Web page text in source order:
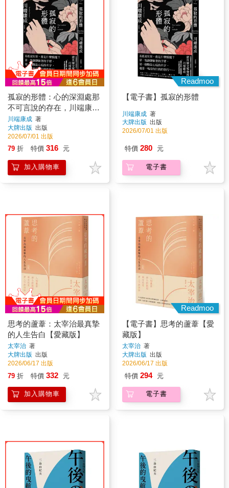
孤寂的形體：心的深淵處那
不可言說的存在，川端康成
精選短篇傑作選
川端康成 著
大牌出版 出版
2026/07/01 出版
79 折 特價 316 元
加入購物車
Readmoo
【電子書】孤寂的形體
川端康成 著
大牌出版 出版
2026/07/01 出版
特價 280 元
電子書
思考的蘆葦：太宰治最真摯
的人生告白【愛藏版】
太宰治 著
大牌出版 出版
2026/06/17 出版
79 折 特價 332 元
加入購物車
Readmoo
【電子書】思考的蘆葦【愛
藏版】
太宰治 著
大牌出版 出版
2026/06/17 出版
特價 294 元
電子書